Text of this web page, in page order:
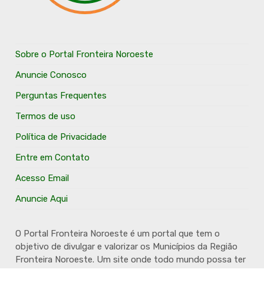
Sobre o Portal Fronteira Noroeste
Anuncie Conosco
Perguntas Frequentes
Termos de uso
Política de Privacidade
Entre em Contato
Acesso Email
Anuncie Aqui
O Portal Fronteira Noroeste é um portal que tem o
objetivo de divulgar e valorizar os Municípios da Região
Fronteira Noroeste. Um site onde todo mundo possa ter